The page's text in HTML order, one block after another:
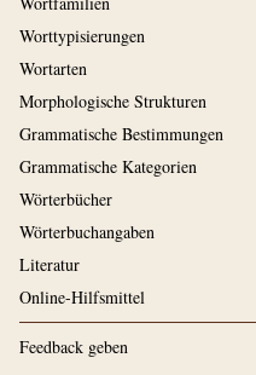
Worttypisierungen
Wortarten
Morphologische Strukturen
Grammatische Bestimmungen
Grammatische Kategorien
Wörterbücher
Wörterbuchangaben
Literatur
Online-Hilfsmittel
Feedback geben